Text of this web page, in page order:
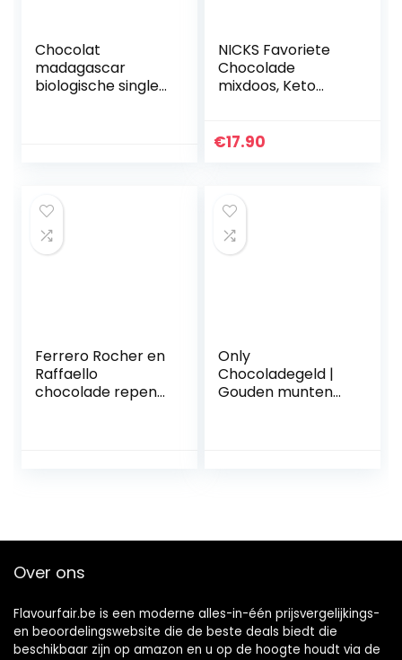
Chocolat
madagascar
biologische single
NICKS Favoriete
Chocolade
mixdoos, Keto
Toegevoegde
Bars)
€17.90
Ferrero Rocher en
Raffaello
chocolade repen
Only
Chocoladegeld |
Gouden munten
Over ons
Flavourfair.be is een moderne alles-in-één prijsvergelijkings-
en beoordelingswebsite die de beste deals biedt die
beschikbaar zijn op amazon en u op de hoogte houdt via de